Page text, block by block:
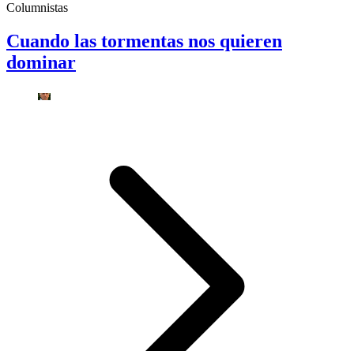
Columnistas
Cuando las tormentas nos quieren
dominar